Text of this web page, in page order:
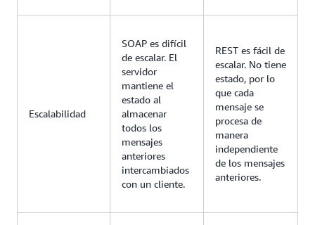
Escalabilidad
SOAP es difícil
de escalar. El
servidor
mantiene el
estado al
almacenar
todos los
mensajes
anteriores
intercambiados
con un cliente.
REST es fácil de
escalar. No tiene
estado, por lo
que cada
mensaje se
procesa de
manera
independiente
de los mensajes
anteriores.